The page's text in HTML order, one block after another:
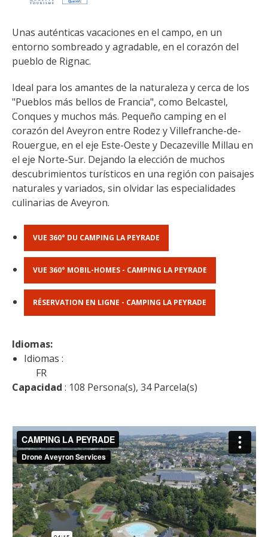
El Pays des Bastides du
Rouergue
y historia
De la valle del Lot al País
Decazeville – Aubin
Patrimonio mundial de la
UNESCO
Unas auténticas vacaciones en el campo, en un
entorno sombreado y agradable, en el corazón del
pueblo de Rignac.
Ideal para los amantes de la naturaleza y cerca de los
"Pueblos más bellos de Francia", como Belcastel,
Conques y muchos más. Pequeño camping en el
corazón del Aveyron entre Rodez y Villefranche-de-
Rouergue, en el eje Este-Oeste y Decazeville Millau en
el eje Norte-Sur. Dejando la elección de muchos
descubrimientos turísticos en una región con paisajes
naturales y variados, sin olvidar las especialidades
culinarias de Aveyron.
VUE 360° DU CAMPING LA PEYRADE
VUE 360° MOBIL-HOMES - CAMPING LA PEYRADE
RÉSERVATION EN LIGNE - CAMPING LA PEYRADE
Idiomas:
Idiomas :
FR
Capacidad : 108 Persona(s), 34 Parcela(s)